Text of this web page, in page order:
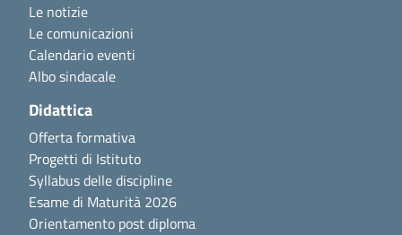
Le notizie
Le comunicazioni
Calendario eventi
Albo sindacale
Didattica
Offerta formativa
Progetti di Istituto
Syllabus delle discipline
Esame di Maturità 2026
Orientamento post diploma